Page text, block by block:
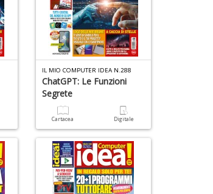
IL MIO COMPUTER IDEA N.288
ChatGPT: Le Funzioni
Segrete
Cartacea Digitale